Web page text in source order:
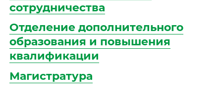
сотрудничества
Отделение дополнительного
образования и повышения
квалификации
Магистратура